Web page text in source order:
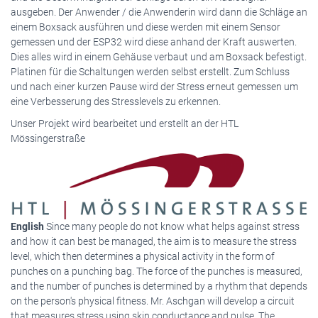
ausgeben. Der Anwender / die Anwenderin wird dann die Schläge an
einem Boxsack ausführen und diese werden mit einem Sensor
gemessen und der ESP32 wird diese anhand der Kraft auswerten.
Dies alles wird in einem Gehäuse verbaut und am Boxsack befestigt.
Platinen für die Schaltungen werden selbst erstellt. Zum Schluss
und nach einer kurzen Pause wird der Stress erneut gemessen um
eine Verbesserung des Stresslevels zu erkennen.
Unser Projekt wird bearbeitet und erstellt an der HTL
Mössingerstraße
English Since many people do not know what helps against stress
and how it can best be managed, the aim is to measure the stress
level, which then determines a physical activity in the form of
punches on a punching bag. The force of the punches is measured,
and the number of punches is determined by a rhythm that depends
on the person's physical fitness. Mr. Aschgan will develop a circuit